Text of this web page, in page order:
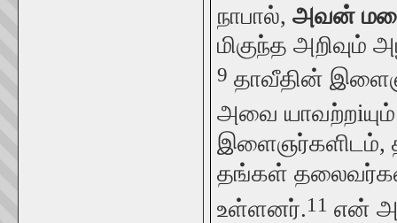
நாபால்,அவன்
மிகுந்த
9 தாவீதின்
அவை யாவற்றiயும்
இளைஞர்களிடம்,
தங்கள்
உள்ளனர்.11 என்